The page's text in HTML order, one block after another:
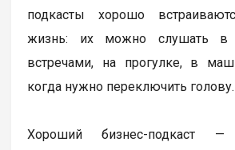
подкасты хорошо
жизнь: их можно слушать в
встречами, на прогулке, в
когда нужно переключить голову.
Хороший бизнес-